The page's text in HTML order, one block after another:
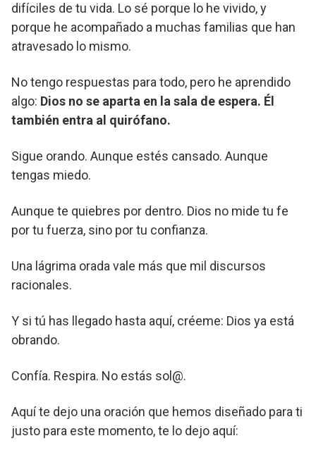
difíciles de tu vida. Lo sé porque lo he vivido, y
porque he acompañado a muchas familias que han
atravesado lo mismo.
No tengo respuestas para todo, pero he aprendido
algo: Dios no se aparta en la sala de espera. Él
también entra al quirófano.
Sigue orando. Aunque estés cansado. Aunque
tengas miedo.
Aunque te quiebres por dentro. Dios no mide tu fe
por tu fuerza, sino por tu confianza.
Una lágrima orada vale más que mil discursos
racionales.
Y si tú has llegado hasta aquí, créeme: Dios ya está
obrando.
Confía. Respira. No estás sol@.
Aquí te dejo una oración que hemos diseñado para ti
justo para este momento, te lo dejo aquí: